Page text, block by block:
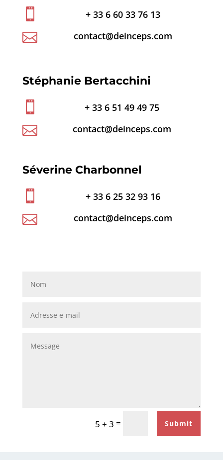
 + 33 6 60 33 76 13
 contact@deinceps.com
Stéphanie Bertacchini
 + 33 6 51 49 49 75
 contact@deinceps.com
Séverine Charbonnel
 + 33 6 25 32 93 16
 contact@deinceps.com
5 + 3 = Submit